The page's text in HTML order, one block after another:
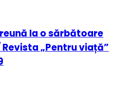
la o sărbătoare
„Pentru viață”